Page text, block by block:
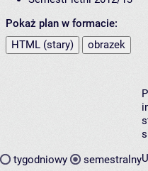
Pokaż plan w formacie:
HTML (stary)
obrazek
tygodniowy semestralny